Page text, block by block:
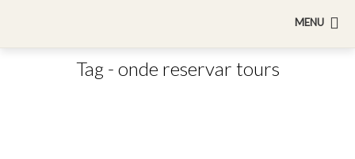
MENU
Tag - onde reservar tours